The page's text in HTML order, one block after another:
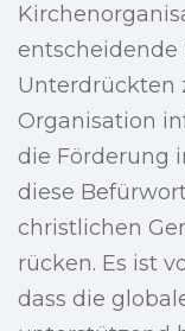
entscheidende
Unterdrückten
Organisation
die Förderung
diese
christlichen
rücken. Es ist
dass die